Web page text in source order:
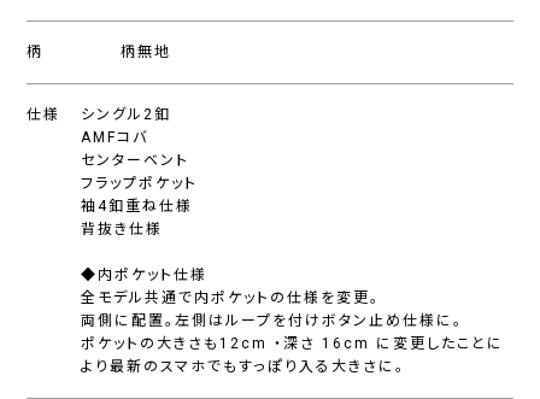
柄 柄無地
仕様
シングル2釦
AMFコバ
センターベント
フラップポケット
袖4釦重ね仕様
背抜き仕様
◆内ポケット仕様
全モデル共通で内ポケットの仕様を変更。
両側に配置。左側はループを付けボタン止め仕様に。
ポケットの大きさも12cm ・深さ 16cm に変更したことに
より最新のスマホでもすっぽり入る大きさに。